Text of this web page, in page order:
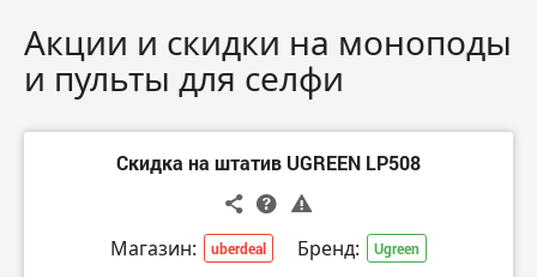
Акции и скидки на моноподы
и пульты для селфи
Скидка на штатив UGREEN LP508
Магазин: uberdeal Бренд: Ugreen